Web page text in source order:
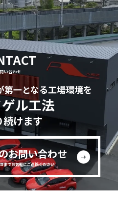
い合わせ
一となる工場環境を
ル工法
続けます
お問い合わせ
でお気軽にご連絡ください